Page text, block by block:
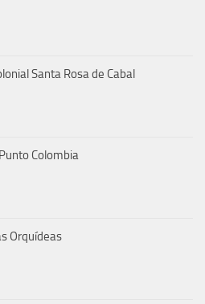
Santa Rosa de Cabal
Colombia
Orquídeas